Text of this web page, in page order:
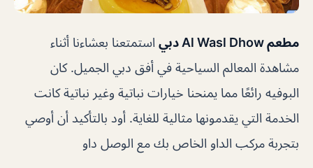
مطعم Al Wasl Dhow دبي
استمتعنا بعشاءنا أثناء
مشاهدة المعالم السياحية في أفق دبي الجميل. كان
البوفيه رائعًا مما يمنحنا خيارات نباتية وغير نباتية كانت
الخدمة التي يقدمونها مثالية للغاية. أود بالتأكيد أن أوصي
بتجربة مركب الداو الخاص بك مع الوصل داو